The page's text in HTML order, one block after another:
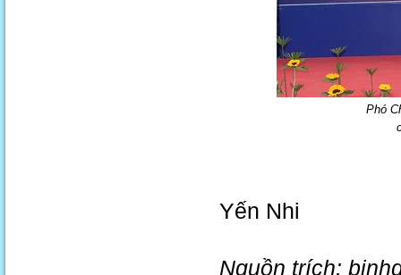
Phó
Yến Nhi
Nguồn trích: